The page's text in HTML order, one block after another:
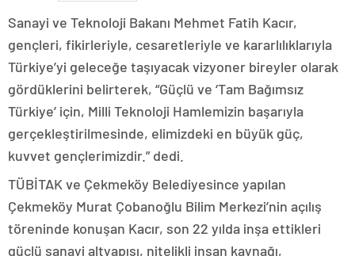
Sanayi ve Teknoloji Bakanı Mehmet Fatih Kacır,
gençleri, fikirleriyle, cesaretleriyle ve kararlılıklarıyla
Türkiye’yi geleceğe taşıyacak vizyoner bireyler olarak
gördüklerini belirterek, “Güçlü ve ‘Tam Bağımsız
Türkiye’ için, Milli Teknoloji Hamlemizin başarıyla
gerçekleştirilmesinde, elimizdeki en büyük güç,
kuvvet gençlerimizdir.” dedi.
TÜBİTAK ve Çekmeköy Belediyesince yapılan
Çekmeköy Murat Çobanoğlu Bilim Merkezi’nin açılış
töreninde konuşan Kacır, son 22 yılda inşa ettikleri
güçlü sanayi altyapısı, nitelikli insan kaynağı,